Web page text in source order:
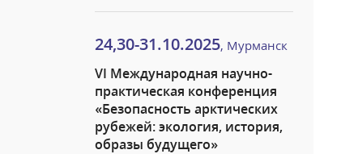
24,30-31.10.2025, Мурманск
VI Международная научно-
практическая конференция
«Безопасность арктических
рубежей: экология, история,
образы будущего»